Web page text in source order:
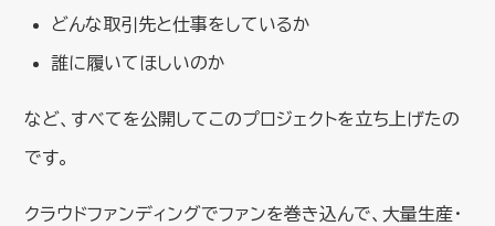
どんな取引先と仕事をしているか
誰に履いてほしいのか
など、すべてを公開してこのプロジェクトを立ち上げたの
です。
クラウドファンディングでファンを巻き込んで、大量生産・